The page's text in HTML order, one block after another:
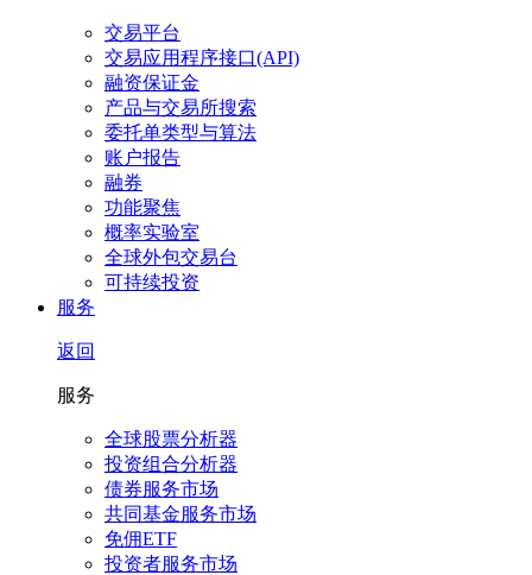
交易平台
交易应用程序接口(API)
融资保证金
产品与交易所搜索
委托单类型与算法
账户报告
融券
功能聚焦
概率实验室
全球外包交易台
可持续投资
服务
返回
服务
全球股票分析器
投资组合分析器
债券服务市场
共同基金服务市场
免佣ETF
投资者服务市场